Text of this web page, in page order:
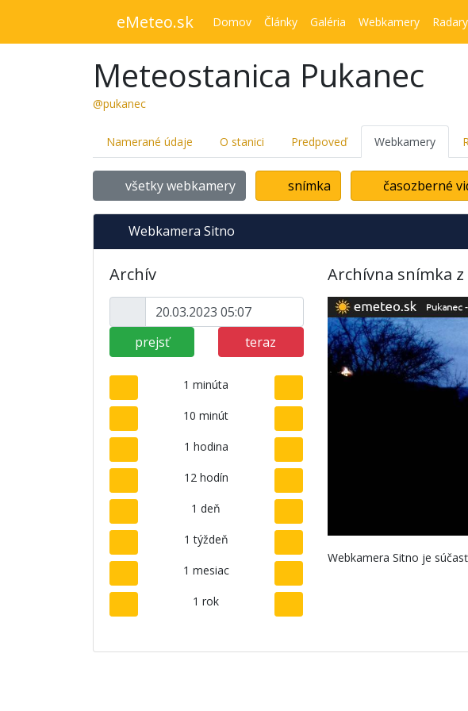
eMeteo.sk Domov Články Galéria Webkamery Radary
Meteostanica Pukanec
@pukanec
Namerané údaje O stanici Predpoveď Webkamery
všetky webkamery snímka časozberné
Webkamera Sitno
Archív
prejsť teraz
1 minúta
10 minút
1 hodina
12 hodín
1 deň
1 týždeň
1 mesiac
1 rok
Archívna snímka z
Webkamera Sitno je